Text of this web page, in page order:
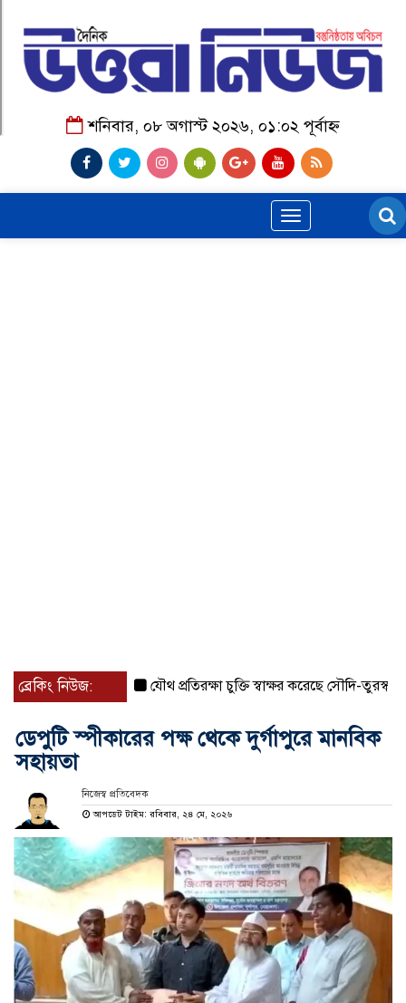
শনিবার, ০৮ অগাস্ট ২০২৬, ০১:০২ পূর্বাহ্ন
Toggle
navigation
ব্রেকিং নিউজ: যৌথ প্রতিরক্ষা চুক্তি স্বাক্ষর করেছে সৌদি-তুরস্ক-পাকিস্তান
ডেপুটি স্পীকারের পক্ষ থেকে দুর্গাপুরে মানবিক
সহায়তা
নিজেস্ব প্রতিবেদক
আপডেট টাইম: রবিবার, ২৪ মে, ২০২৬